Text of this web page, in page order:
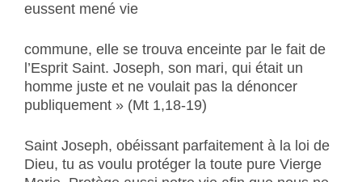
eussent mené vie
commune, elle se trouva enceinte par le fait de
l’Esprit Saint. Joseph, son mari, qui était un
homme juste et ne voulait pas la dénoncer
publiquement » (Mt 1,18-19)
Saint Joseph, obéissant parfaitement à la loi de
Dieu, tu as voulu protéger la toute pure Vierge